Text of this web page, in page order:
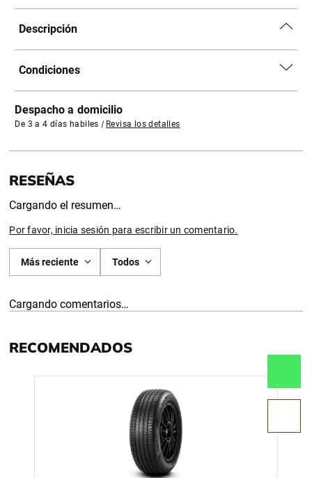
Descripción
Condiciones
Despacho a domicilio
De 3 a 4 días habiles | Revisa los detalles
Cargando el resumen…
Por favor, inicia sesión para escribir un comentario.
Más reciente Todos
Cargando comentarios…
RECOMENDADOS